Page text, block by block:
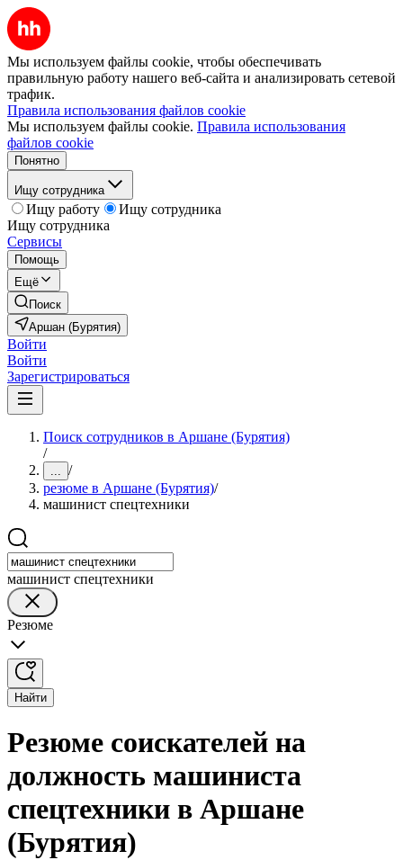
Мы используем файлы cookie, чтобы обеспечивать
правильную работу нашего веб-сайта и анализировать сетевой
трафик.
Правила использования файлов cookie
Мы используем файлы cookie. Правила использования
файлов cookie
Понятно
Ищу сотрудника
Ищу работу
Ищу сотрудника
Ищу сотрудника
Сервисы
Помощь
Ещё
Поиск
Аршан (Бурятия)
Войти
Войти
Зарегистрироваться
Поиск сотрудников в Аршане (Бурятия)
/
... /
резюме в Аршане (Бурятия)/
машинист спецтехники
машинист спецтехники
Резюме
Найти
Резюме соискателей на
должность машиниста
спецтехники в Аршане
(Бурятия)